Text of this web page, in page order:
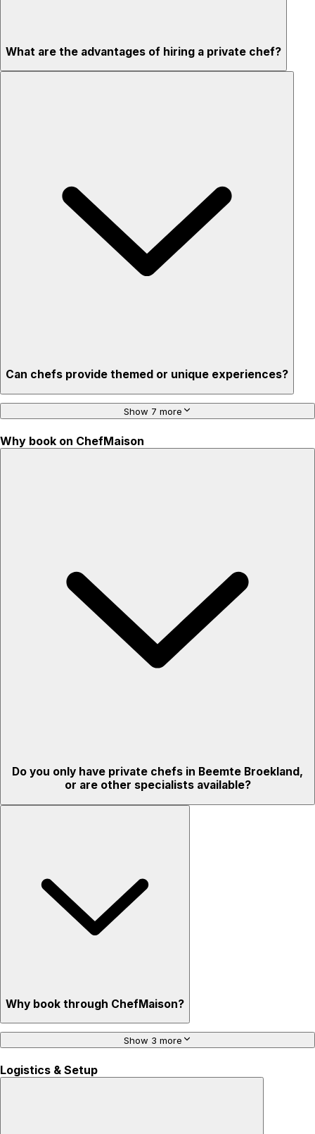
What are the advantages of hiring a private chef?
Privacy – skip crowded restaurants
'Chef’s table' storytelling – watch and learn as dishes are
Can chefs provide themed or unique experiences?
Show 7 more
Why book on ChefMaison
Do you only have private chefs in Beemte Broekland,
or are other specialists available?
Why book through ChefMaison?
Show 3 more
Logistics & Setup